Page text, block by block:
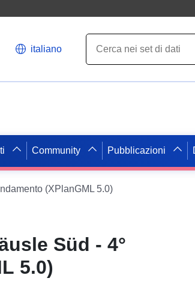
italiano
Community Pubblicazioni
(XPlanGML 5.0)
Süd - 4°
5.0)